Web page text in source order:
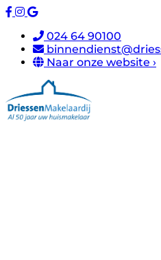
024 64 90100
Naar onze website ›